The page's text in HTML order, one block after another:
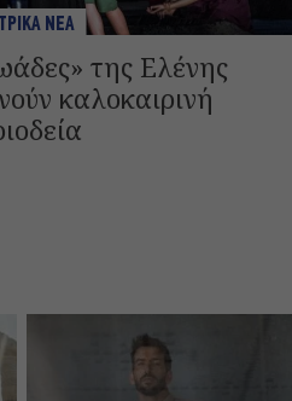
ΝΕΑ
της Ελένης
καλοκαιρινή